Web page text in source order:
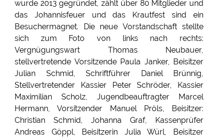
wurde 2013 gegründet, zählt über 80 Mitglieder und
das Johannisfeuer und das Krautfest sind ein
Besuchermagnet. Die neue Vorstandschaft stellte
sich zum Foto von links nach rechts:
Vergnügungswart Thomas Neubauer,
stellvertretende Vorsitzende Paula Janker, Beisitzer
Julian Schmid, Schriftführer Daniel Brünnig,
Stellvertretender Kassier Peter Schröder, Kassier
Maximilian Scholz, Jugendbeauftragter Marcel
Hermann, Vorsitzender Manuel Pröls, Beisitzer:
Christian Schmid, Johanna Graf, Kassenprüfer
Andreas Göppl, Beisitzerin Julia Würl, Beisitzer